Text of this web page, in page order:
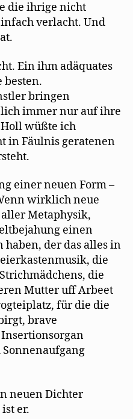
die ihrige nicht
verlacht. Und
Ein ihm adäquates
besten.
bringen
immer nur auf ihre
Holl wüßte ich
in Fäulnis geratenen
einer neuen Form –
wirklich neue
Metaphysik,
einen
haben, der das alles in
die
die
Mutter uff Arbeet
für die die
brave
neuen Dichter
er.